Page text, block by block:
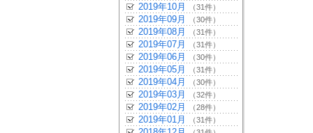
2019年10月 （31件）
2019年09月 （30件）
2019年08月 （31件）
2019年07月 （31件）
2019年06月 （30件）
2019年05月 （31件）
2019年04月 （30件）
2019年03月 （32件）
2019年02月 （28件）
2019年01月 （31件）